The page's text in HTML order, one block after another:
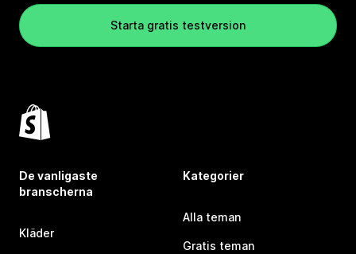
Starta gratis testversion
De vanligaste
branscherna
Kläder
Kategorier
Alla teman
Gratis teman